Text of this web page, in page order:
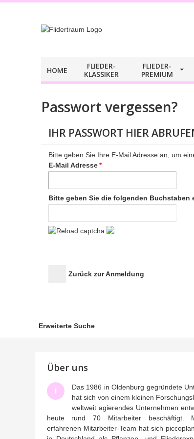
HOME
FLIEDER-
KLASSIKER
FLIEDER-​
PREMIUM
Passwort vergessen?
IHR PASSWORT HIER
Bitte geben Sie Ihre E-Mail Adresse an, um
*
E-Mail Adresse
Bitte geben Sie die folgenden Buchstaben
Zurück zur Anmeldung
Erweiterte Suche
Über uns
i
Das 1986 in Oldenburg gegründete
hat sich von einem kleinen
weltweit agierendes Unternehmen
heute rund 70 Mitarbeiter beschäftigt.
erfahrenen Mitarbeiter-Team hat sich